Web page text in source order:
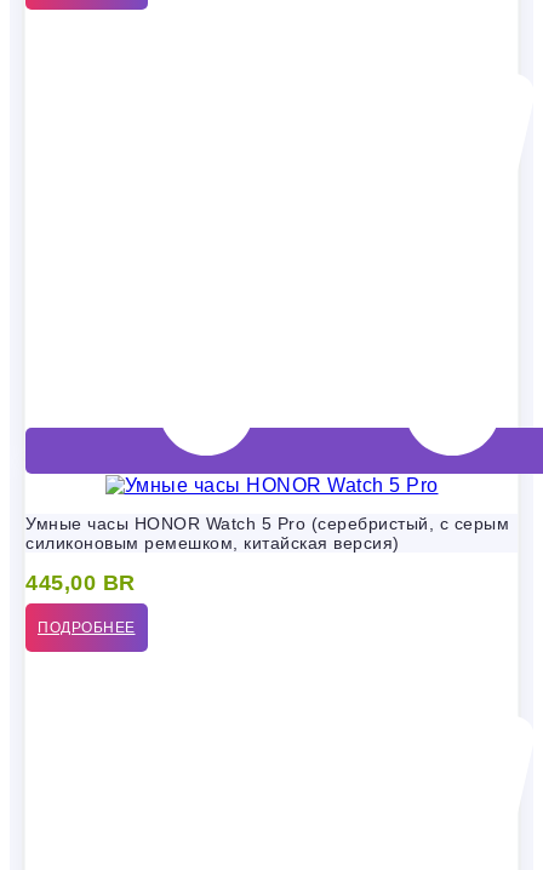
Умные часы HONOR Watch 5 Pro (серебристый, с серым
силиконовым ремешком, китайская версия)
445,00 BR
ПОДРОБНЕЕ